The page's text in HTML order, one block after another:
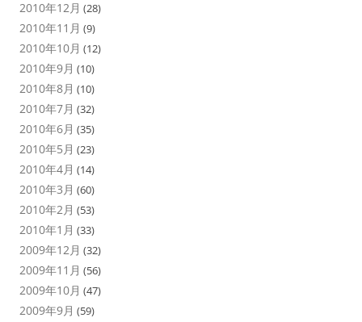
2010年12月 (28)
2010年11月 (9)
2010年10月 (12)
2010年9月 (10)
2010年8月 (10)
2010年7月 (32)
2010年6月 (35)
2010年5月 (23)
2010年4月 (14)
2010年3月 (60)
2010年2月 (53)
2010年1月 (33)
2009年12月 (32)
2009年11月 (56)
2009年10月 (47)
2009年9月 (59)